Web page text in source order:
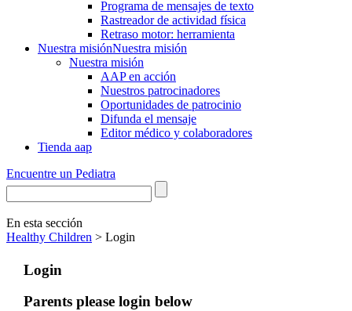
Programa de mensajes de texto
Rastre​​ador de activida​d física
Retraso motor: herramienta
Nuestra misiónNuestra misión
Nuestra misión
AAP en acción
Nuestros patrocinadores
Oportunidades de patrocinio
Difunda el mensaje
Editor médico y colaboradores
Tienda aap
Encuentre un Pediatra
En esta sección
Healthy Children > Login
Login
Parents please login below